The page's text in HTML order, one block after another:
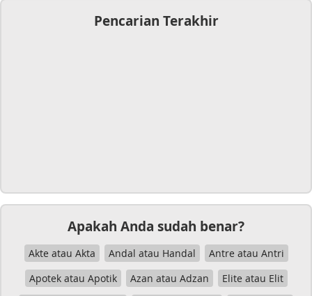
Pencarian Terakhir
Apakah Anda sudah benar?
Akte atau Akta Andal atau Handal
Antre atau Antri
Apotek atau Apotik
Azan atau Adzan
Elite atau Elit